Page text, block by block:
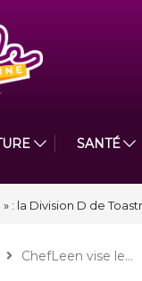
SANTÉ
Paul
ChefLeen vise le…